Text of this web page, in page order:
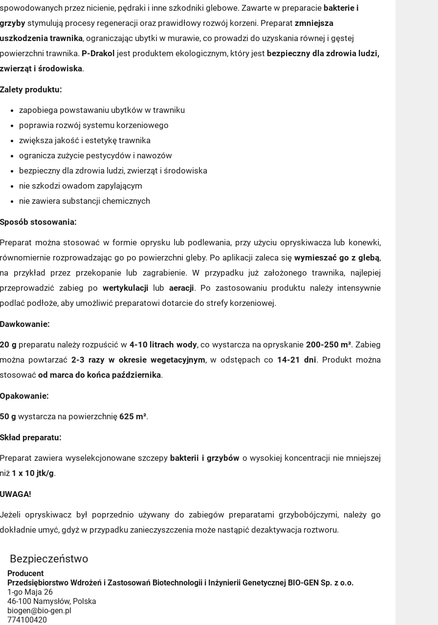
spowodowanych przez nicienie, pędraki i inne szkodniki glebowe. Zawarte w preparacie bakterie i
grzyby stymulują procesy regeneracji oraz prawidłowy rozwój korzeni. Preparat zmniejsza
uszkodzenia trawnika, ograniczając ubytki w murawie, co prowadzi do uzyskania równej i gęstej
powierzchni trawnika. P-Drakol jest produktem ekologicznym, który jest bezpieczny dla zdrowia ludzi,
zwierząt i środowiska.
Zalety produktu:
zapobiega powstawaniu ubytków w trawniku
poprawia rozwój systemu korzeniowego
zwiększa jakość i estetykę trawnika
ogranicza zużycie pestycydów i nawozów
bezpieczny dla zdrowia ludzi, zwierząt i środowiska
nie szkodzi owadom zapylającym
nie zawiera substancji chemicznych
Sposób stosowania:
Preparat można stosować w formie oprysku lub podlewania, przy użyciu opryskiwacza lub konewki,
równomiernie rozprowadzając go po powierzchni gleby. Po aplikacji zaleca się wymieszać go z glebą,
na przykład przez przekopanie lub zagrabienie. W przypadku już założonego trawnika, najlepiej
przeprowadzić zabieg po wertykulacji lub aeracji. Po zastosowaniu produktu należy intensywnie
podlać podłoże, aby umożliwić preparatowi dotarcie do strefy korzeniowej.
Dawkowanie:
20 g preparatu należy rozpuścić w 4-10 litrach wody, co wystarcza na opryskanie 200-250 m². Zabieg
można powtarzać 2-3 razy w okresie wegetacyjnym, w odstępach co 14-21 dni. Produkt można
stosować od marca do końca października.
Opakowanie:
50 g wystarcza na powierzchnię 625 m².
Skład preparatu:
Preparat zawiera wyselekcjonowane szczepy bakterii i grzybów o wysokiej koncentracji nie mniejszej
niż 1 x 10 jtk/g.
UWAGA!
Jeżeli opryskiwacz był poprzednio używany do zabiegów preparatami grzybobójczymi, należy go
dokładnie umyć, gdyż w przypadku zanieczyszczenia może nastąpić dezaktywacja roztworu.
Bezpieczeństwo
Producent
Przedsiębiorstwo Wdrożeń i Zastosowań Biotechnologii i Inżynierii Genetycznej BIO-GEN Sp. z o.o.
1-go Maja 26
46-100 Namysłów, Polska
biogen@bio-gen.pl
774100420
AUTOMAT
11,99 zł
24/7
- przedpłata